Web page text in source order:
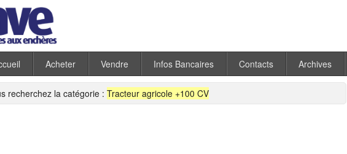
Acheter Vendre Infos Bancaires Contacts Archives
recherchez la catégorie : Tracteur agricole +100 CV